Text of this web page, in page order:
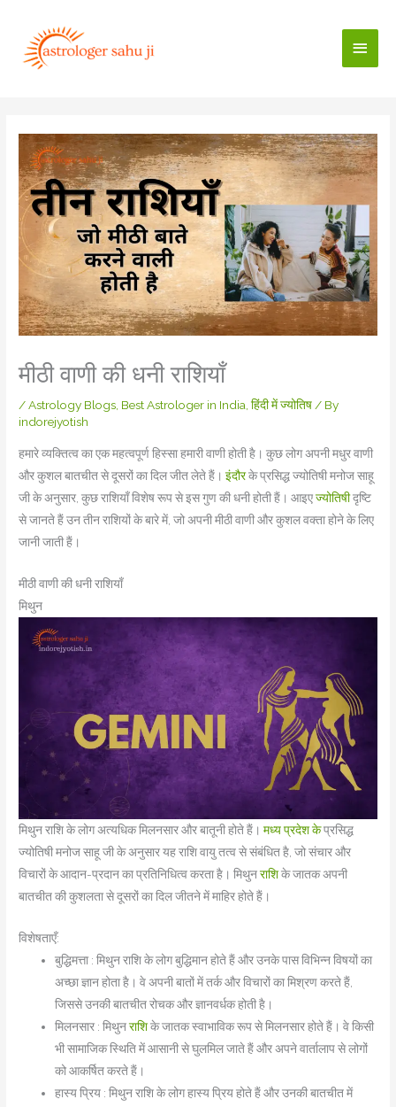
content
Main
मीठी वाणी की धनी राशियाँ
/Astrology Blogs, Best Astrologer in India,हिंदी में ज्योतिष/ By
indorejyotish
हमारे व्यक्तित्व का एक महत्वपूर्ण हिस्सा हमारी वाणी होती है। कुछ लोग अपनी मधुर वाणी
और कुशल बातचीत से दूसरों का दिल जीत लेते हैं।इंदौरके प्रसिद्ध ज्योतिषी मनोज साहू
जी के अनुसार, कुछ राशियाँ विशेष रूप से इस गुण की धनी होती हैं। आइएज्योतिषीदृष्टि
से जानते हैं उन तीन राशियों के बारे में, जो अपनी मीठी वाणी और कुशल वक्ता होने के लिए
जानी जाती हैं।
मीठी वाणी की धनी राशियाँ
मिथुन
मिथुन राशि के लोग अत्यधिक मिलनसार और बातूनी होते हैं।मध्य प्रदेश केप्रसिद्ध
ज्योतिषी मनोज साहू जी केअनुसार यह राशि वायु तत्व से संबंधित है, जो संचार और
विचारों के आदान-प्रदान का प्रतिनिधित्व करता है। मिथुनराशिके जातक अपनी
बातचीत की कुशलता से दूसरों का दिल जीतने में माहिर होते हैं।
विशेषताएँ:
बुद्धिमत्ता : मिथुन राशि के लोग बुद्धिमान होते हैं और उनके पास विभिन्न विषयों का
अच्छा ज्ञान होता है। वे अपनी बातों में तर्क और विचारों का मिश्रण करते हैं,
जिससे उनकी बातचीत रोचक और ज्ञानवर्धक होती है।
मिलनसार : मिथुनराशिके जातक स्वाभाविक रूप से मिलनसार होते हैं। वे किसी
भी सामाजिक स्थिति में आसानी से घुलमिल जाते हैं और अपने वार्तालाप से लोगों
को आकर्षित करते हैं।
हास्य प्रिय : मिथुन राशि के लोग हास्य प्रिय होते हैं और उनकी बातचीत में